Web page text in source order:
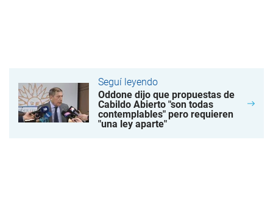
Seguí leyendo
Oddone dijo que propuestas de
Cabildo Abierto "son todas
contemplables" pero requieren
"una ley aparte"